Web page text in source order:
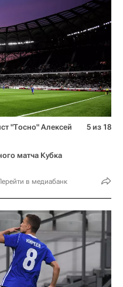
"Тосно" Алексей
матча Кубка
в медиабанк
5 из 18